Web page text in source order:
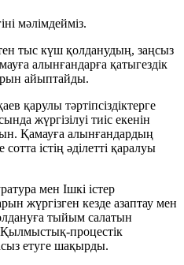
мәлімдейміз.
тыс күш қолданудың, заңсыз
алынғандарға қатыгездік
айыптайды.
қарулы тәртіпсіздіктерге
жүргізілуі тиіс екенін
Қамауға алынғандардың
істің әділетті қаралуы
мен Ішкі істер
жүргізген кезде азаптау мен
тыйым салатын
Қылмыстық-процестік
етуге шақырды.